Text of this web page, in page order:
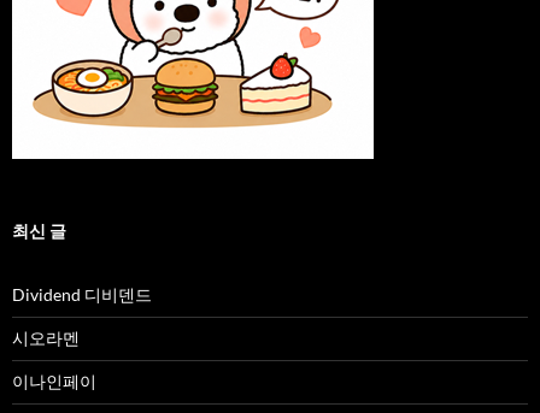
최신 글
Dividend 디비덴드
시오라멘
이나인페이